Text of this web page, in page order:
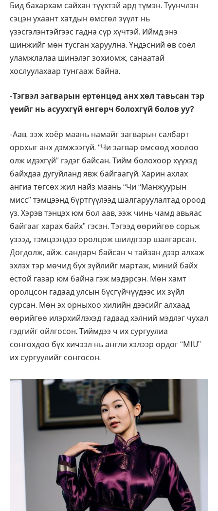
Бид бахархам сайхан түүхтэй ард түмэн. Түүнчлэн
сэцэн ухаант хатдын өмсгөл зүүлт нь
үзэсгэлэнтэйгээс гадна сүр хүчтэй. Иймд энэ
шинжийг мөн тусган харуулна. Үндэсний өв соёл
уламжлалаа шинэлэг зохиомж, санаатай
хослуулахаар тунгааж байна.
-Тэгвэл загварын ертөнцөд анх хөл тавьсан тэр
үеийг нь асуухгүй өнгөрч болохгүй болов уу?
-Аав, ээж хоёр маань намайг загварын салбарт
орохыг анх дэмжээгүй. “Чи загвар өмсөөд хоолоо
олж идэхгүй” гэдэг байсан. Тийм болохоор хүүхэд
байхдаа дугуйланд явж байгаагүй. Харин ахлах
ангиа төгсөх жил найз маань “Чи “Манжуурын
мисс” тэмцээнд бүртгүүлээд шалгаруулалтад ороод
үз. Хэрэв тэнцэх юм бол аав, ээж чинь чамд авьяас
байгааг харах байх” гэсэн. Тэгээд өөрийгөө сорьж
үзээд, тэмцээндээ оролцож шилдгээр шалгарсан.
Догдолж, айж, сандарч байсан ч тайзан дээр алхаж
эхлэх тэр мөчид бүх зүйлийг мартаж, миний байх
ёстой газар юм байна гэж мэдэрсэн. Мөн хамт
оролцсон гадаад улсын бүсгүйчүүдээс их зүйл
сурсан. Мөн эх орныхоо хилийн дээсийг алхаад
өөрийгөө илэрхийлэхэд гадаад хэлний мэдлэг чухал
гэдгийг ойлгосон. Тиймдээ ч их сургуулиа
сонгохдоо бүх хичээл нь англи хэлээр ордог “MIU”
их сургуулийг сонгосон.